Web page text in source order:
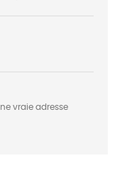
vraie adresse